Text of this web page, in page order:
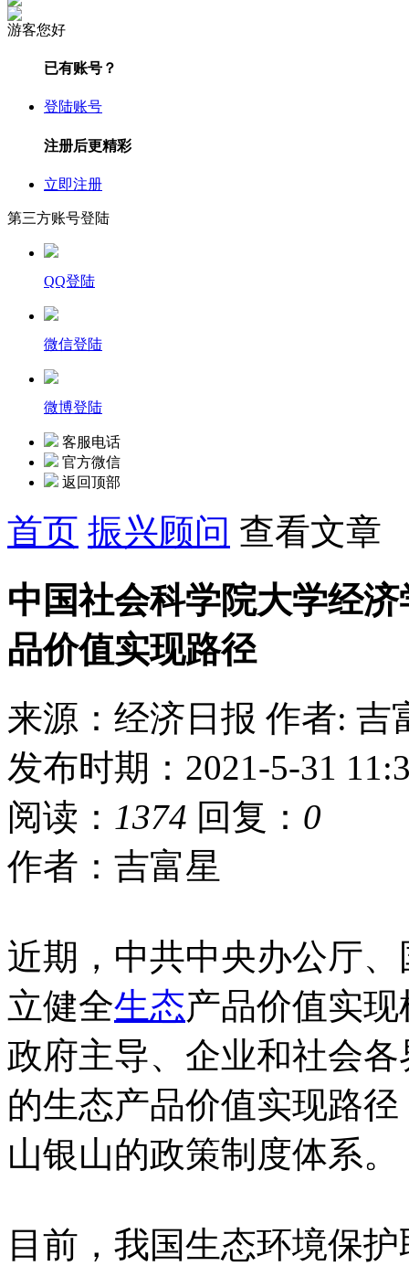
游客您好
已有账号？
登陆账号
注册后更精彩
立即注册
第三方账号登陆
QQ登陆
微信登陆
微博登陆
客服电话
官方微信
返回顶部
首页 振兴顾问 查看文章
中国社会科学院大学经
品价值实现路径
来源：经济日报 作者: 吉
发布时期：2021-5-31
阅读： 1374 回复： 0
作者：吉富星
近期，中共中央办公厅
立健全生态产品价值实
政府主导、企业和社会
的生态产品价值实现路
山银山的政策制度体系。
目前，我国生态环境保